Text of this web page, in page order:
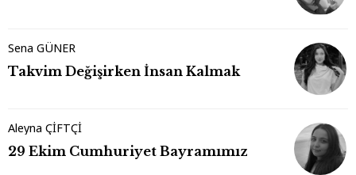
Sena GÜNER
Takvim Değişirken İnsan Kalmak
Aleyna ÇİFTÇİ
29 Ekim Cumhuriyet Bayramımız